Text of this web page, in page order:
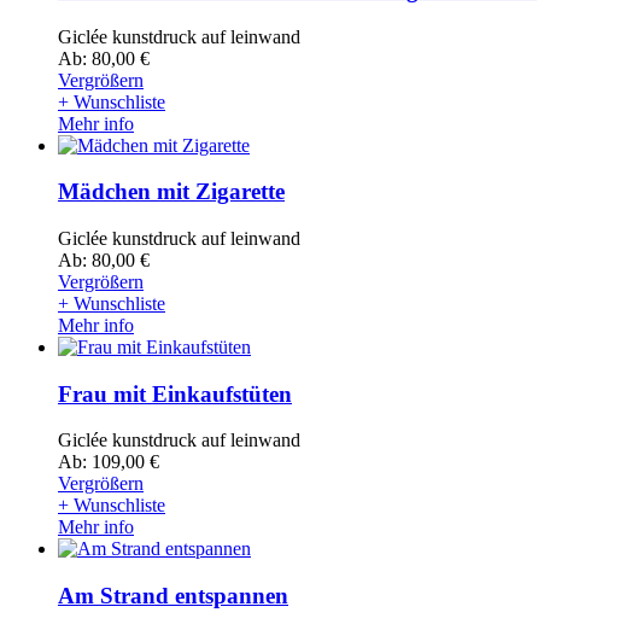
Giclée kunstdruck auf leinwand
Ab: 80,00 €
Vergrößern
+ Wunschliste
Mehr info
Mädchen mit Zigarette
Giclée kunstdruck auf leinwand
Ab: 80,00 €
Vergrößern
+ Wunschliste
Mehr info
Frau mit Einkaufstüten
Giclée kunstdruck auf leinwand
Ab: 109,00 €
Vergrößern
+ Wunschliste
Mehr info
Am Strand entspannen